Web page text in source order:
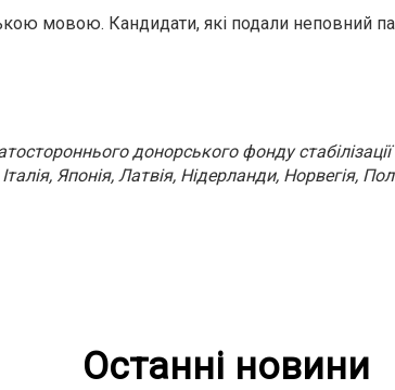
мовою. Кандидати, які подали неповний
донорського фонду
Японія, Латвія, Нідерланди, Норвегія,
Останні новини